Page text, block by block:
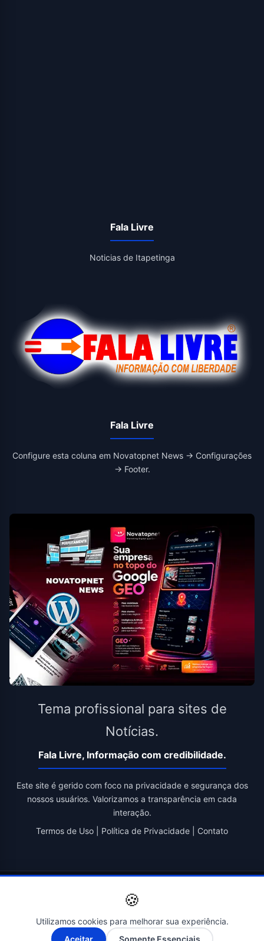
Fala Livre
Noticias de Itapetinga
Fala Livre
Configure esta coluna em Novatopnet News → Configurações
→ Footer.
Tema profissional para sites de
Notícias.
Fala Livre, Informação com credibilidade.
Este site é gerido com foco na privacidade e segurança dos
nossos usuários. Valorizamos a transparência em cada
interação.
Termos de Uso
Política de Privacidade Contato
Novatopnet
A- A+
🍪
Utilizamos cookies para melhorar sua experiência.
Aceitar
Somente Essenciais